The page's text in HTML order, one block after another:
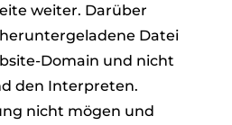
weiter. Darüber
Datei
Domain und nicht
den Interpreten.
nicht mögen und